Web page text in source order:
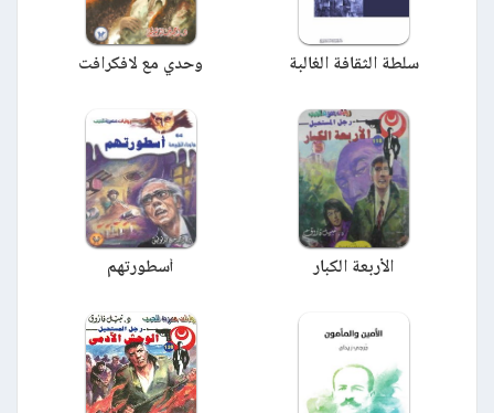
سلطة الثقافة الغالبة وحدي مع لافكرافت
الأربعة الكبار أسطورتهم